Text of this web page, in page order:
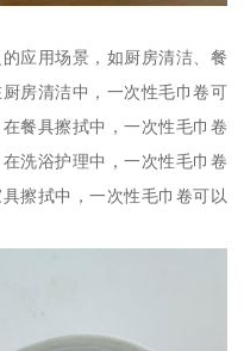
应用场景，如厨房清洁、餐
房清洁中，一次性毛巾卷可
餐具擦拭中，一次性毛巾卷
洗浴护理中，一次性毛巾卷
擦拭中，一次性毛巾卷可以